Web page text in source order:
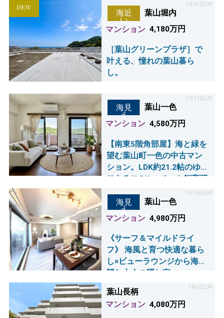
NEW 7月31日UP
海近
い
葉山堀内
マンション 4,180万円
［葉山グリーンプラザ］で
叶える、憧れの葉山暮ら
し。
7月17日UP
海見
え
葉山一色
マンション 4,580万円
【南東5階角部屋】海と緑を
望む葉山町一色の中古マン
ション。LDK約21.2帖のゆと
りある2LDK。 ペット飼育可
能なグリーンビューのお部
屋で、憧れの葉山ライフ
を！ バルコニーから海も見
えます。
7月16日UP
海見
え
葉山一色
マンション 4,980万円
《サーフ＆マイルドライ
フ》 海風と育つ快適な暮ら
し×ビューラウンジから海を
望む大人の隠れ家
7月5日UP
葉山長柄
マンション 4,080万円